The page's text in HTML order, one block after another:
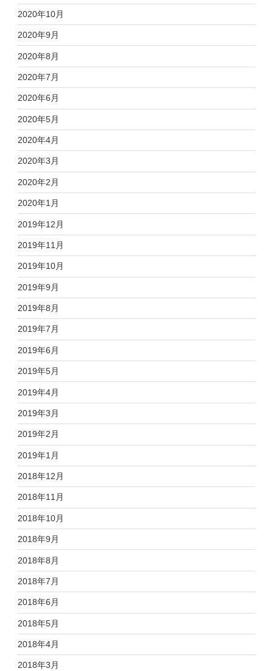
2020年10月
2020年9月
2020年8月
2020年7月
2020年6月
2020年5月
2020年4月
2020年3月
2020年2月
2020年1月
2019年12月
2019年11月
2019年10月
2019年9月
2019年8月
2019年7月
2019年6月
2019年5月
2019年4月
2019年3月
2019年2月
2019年1月
2018年12月
2018年11月
2018年10月
2018年9月
2018年8月
2018年7月
2018年6月
2018年5月
2018年4月
2018年3月